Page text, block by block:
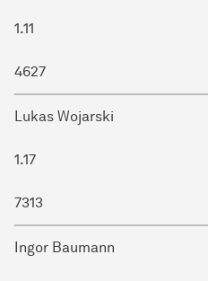
1.11
4627
Lukas Wojarski
1.17
7313
Ingor Baumann